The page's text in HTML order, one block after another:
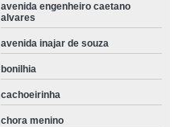
avenida engenheiro caetano
alvares
avenida inajar de souza
bonilhia
cachoeirinha
chora menino